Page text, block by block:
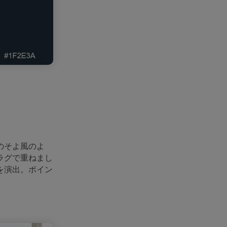
よ風のよ
グで重ねまし
演出。ポイン